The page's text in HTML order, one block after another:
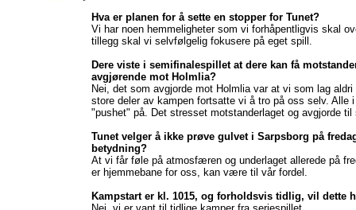
Hva er planen for å sette en stopper for Tunet?
Vi har noen hemmeligheter som vi forhåpentligvis skal
tillegg skal vi selvfølgelig fokusere på eget spill.
Dere viste i semifinalespillet at dere kan få
avgjørende mot Holmlia?
Nei, det som avgjorde mot Holmlia var at vi som lag
store deler av kampen fortsatte vi å tro på oss selv. Alle
"pushet" på. Det stresset motstanderlaget og avgjorde
Tunet velger å ikke prøve gulvet i Sarpsborg på
betydning?
At vi får føle på atmosfæren og underlaget allerede på
er hjemmebane for oss, kan være til vår fordel.
Kampstart er kl. 1015, og forholdsvis tidlig, vil dette